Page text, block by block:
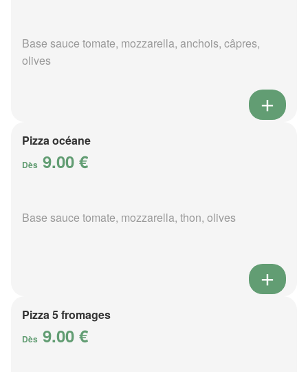
Base sauce tomate, mozzarella, anchois, câpres,
olives
Pizza océane
Dès 9.00 €
Base sauce tomate, mozzarella, thon, olives
Pizza 5 fromages
Dès 9.00 €